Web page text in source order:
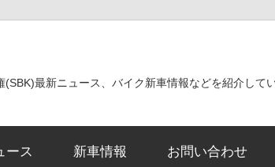
最新ニュース、バイク新車情報などを紹介して
ース 新車情報 お問い合わせ